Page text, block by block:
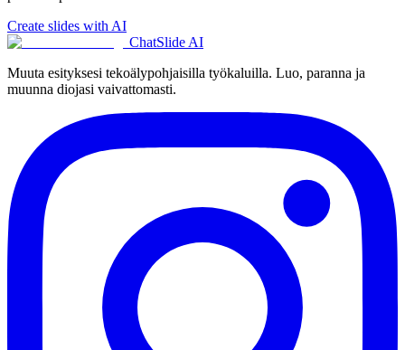
Create slides with AI
ChatSlide AI
Muuta esityksesi tekoälypohjaisilla työkaluilla. Luo, paranna ja
muunna diojasi vaivattomasti.